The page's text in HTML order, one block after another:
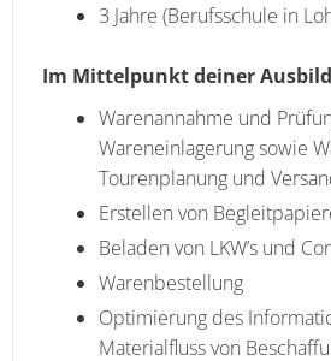
3 Jahre (Berufsschule in
Im Mittelpunkt deiner
Warenannahme und
Wareneinlagerung sowie
Tourenplanung und
Erstellen von
Beladen von LKW’s und
Warenbestellung
Optimierung des
Materialfluss von